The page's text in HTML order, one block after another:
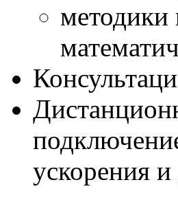
методики
ускорения